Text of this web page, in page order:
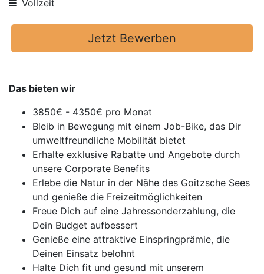
Vollzeit
Jetzt Bewerben
Das bieten wir
3850€ - 4350€ pro Monat
Bleib in Bewegung mit einem Job-Bike, das Dir
umweltfreundliche Mobilität bietet
Erhalte exklusive Rabatte und Angebote durch
unsere Corporate Benefits
Erlebe die Natur in der Nähe des Goitzsche Sees
und genieße die Freizeitmöglichkeiten
Freue Dich auf eine Jahressonderzahlung, die
Dein Budget aufbessert
Genieße eine attraktive Einspringprämie, die
Deinen Einsatz belohnt
Halte Dich fit und gesund mit unserem